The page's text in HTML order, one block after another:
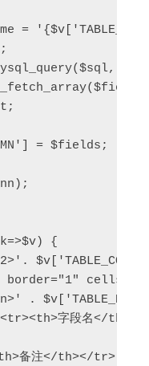
=
= $fields;
{
border="1"
.
字段名</
备注</th></tr>';